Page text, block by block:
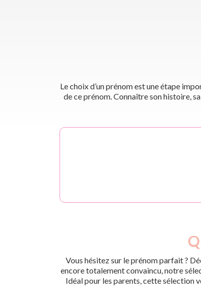
Le choix d’un prénom est une étape
de ce prénom. Connaître son histoire,
Vous hésitez sur le prénom parfait ?
encore totalement convaincu, notre
Idéal pour les parents, cette sélection